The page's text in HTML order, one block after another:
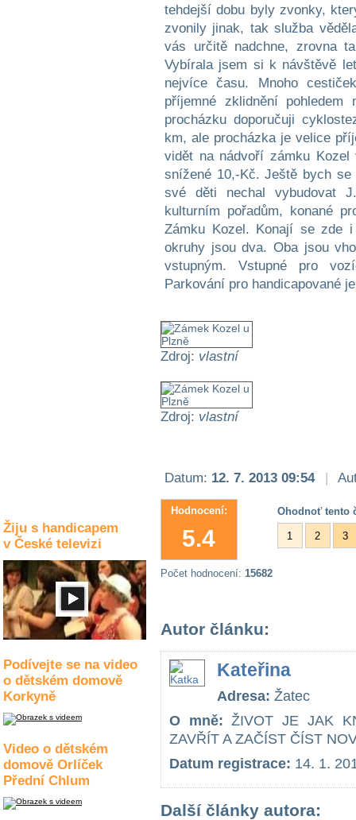
Žiju s handicapem
v České televizi
Podívejte se na video
o dětském domově
Korkyně
Video o dětském
domově Orlíček
Přední Chlum
tehdejší dobu byly zvonky,
zvonily jinak, tak služba
vás určitě nadchne, zrovna
Vybírala jsem si k návštěvě
nejvíce času. Mnoho
příjemné zklidnění
procházku doporučuji
km, ale procházka je velice
vidět na nádvoří zámku
snížené 10,-Kč. Ještě bych
své děti nechal vybudovat
kulturním pořadům, konané
Zámku Kozel. Konají se zde
okruhy jsou dva. Oba jsou
vstupným. Vstupné pro
Parkování pro handicapované
Zdroj: vlastní
Zdroj: vlastní
Datum: 12. 7. 2013 09:54 |
Hodnocení:
5.4
Ohodnoť tento
1 2 3
Počet hodnocení: 15682
Autor článku:
Kateřina
Adresa: Žatec
O mně: ŽIVOT JE JAK
ZAVŘÍT A ZAČÍST ČÍST
Datum registrace: 14. 1.
Další články autora: